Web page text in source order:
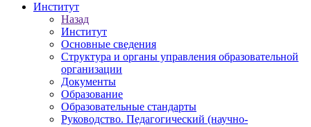
Институт
Назад
Институт
Основные сведения
Структура и органы управления образовательной
организации
Документы
Образование
Образовательные стандарты
Руководство. Педагогический (научно-